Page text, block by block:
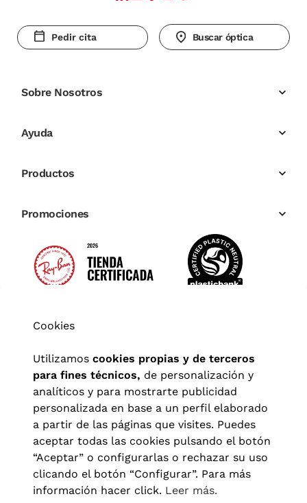
Pedir cita Buscar óptica
Sobre Nosotros
Ayuda
Productos
Promociones
Aviso legal| Política de privacidad Términos y condiciones
Política de cookies|Configuración de cookies
Cookies
Utilizamos cookies propias y de terceros
para fines técnicos, de personalización y
analíticos y para mostrarte publicidad
personalizada en base a un perfil elaborado
a partir de las páginas que visites. Puedes
aceptar todas las cookies pulsando el botón
“Aceptar” o configurarlas o rechazar su uso
clicando el botón “Configurar”. Para más
información hacer click. Leer más.